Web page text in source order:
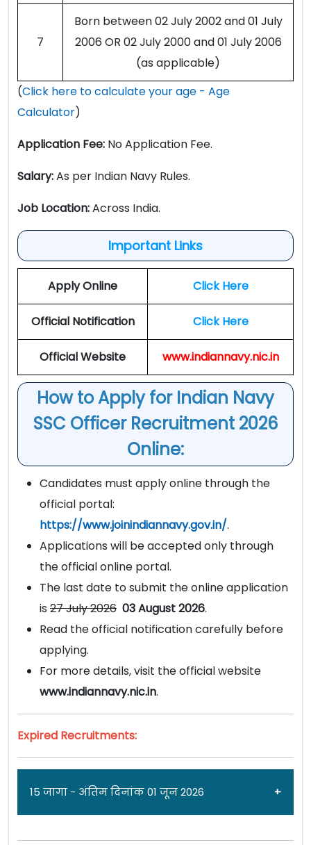
7
Born between 02 July 2002 and 01 July
2006 OR 02 July 2000 and 01 July 2006
(as applicable)
(Click here to calculate your age - Age
Calculator)
Application Fee: No Application Fee.
Salary:As per Indian Navy Rules.
Job Location:Across India.
Important Links
Apply Online Click Here
Official Notification Click Here
Official Website www.indiannavy.nic.in
How to Apply for Indian Navy
SSC Officer Recruitment 2026
Online:
Candidates must apply online through the
official portal:
https://www.joinindiannavy.gov.in/.
Applications will be accepted only through
the official online portal.
The last date to submit the online application
is 27 July 2026 03 August 2026.
Read the official notification carefully before
applying.
For more details, visit the official website
www.indiannavy.nic.in.
Expired Recruitments:
15 जागा - अंतिम दिनांक 01 जून 2026